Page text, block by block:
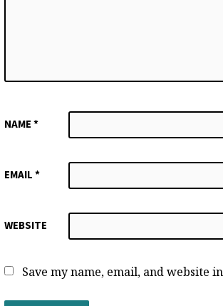
NAME *
EMAIL *
WEBSITE
Save my name, email, and website